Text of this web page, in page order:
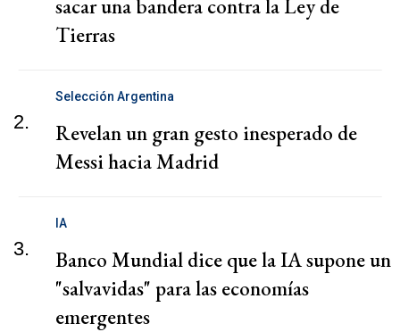
sacar una bandera contra la Ley de
Tierras
2.
Selección Argentina
Revelan un gran gesto inesperado de
Messi hacia Madrid
3.
IA
Banco Mundial dice que la IA supone un
"salvavidas" para las economías
emergentes